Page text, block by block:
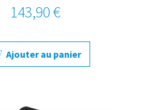
143,90 €
Ajouter au panier